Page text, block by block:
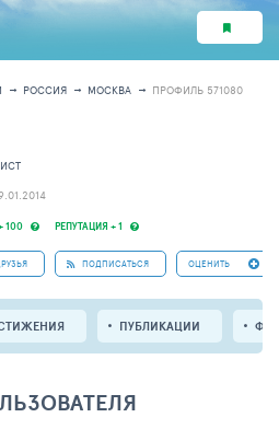
РОССИЯ МОСКВА ПРОФИЛЬ 571080
100 РЕПУТАЦИЯ + 1
ПОДПИСАТЬСЯ ОЦЕНИТЬ
ПУБЛИКАЦИИ